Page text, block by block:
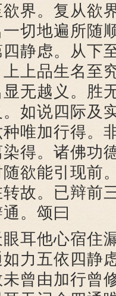
界。复从欲
切地遍所随
静虑。从下
上品生名至
无越义。胜
如说四际及
唯加行得。
得。诸佛功
欲能引现前
故。已辩前
。颂曰
他心宿住
力五依四静
曾由加行曾